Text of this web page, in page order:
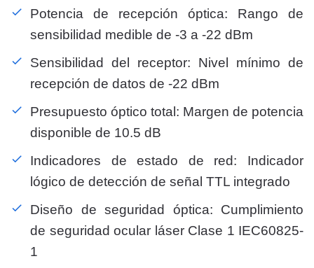
Potencia de recepción óptica: Rango de
sensibilidad medible de -3 a -22 dBm
Sensibilidad del receptor: Nivel mínimo de
recepción de datos de -22 dBm
Presupuesto óptico total: Margen de potencia
disponible de 10.5 dB
Indicadores de estado de red: Indicador
lógico de detección de señal TTL integrado
Diseño de seguridad óptica: Cumplimiento
de seguridad ocular láser Clase 1 IEC60825-
1